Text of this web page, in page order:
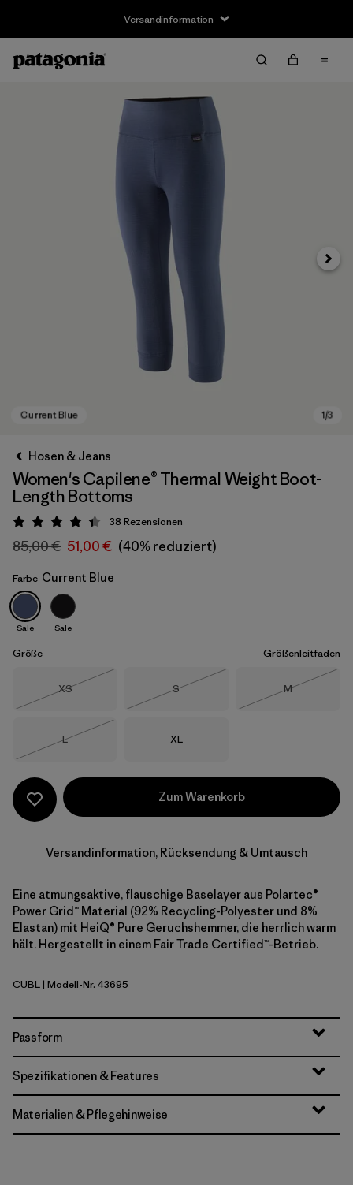
Versandinformation
Current Blue
Hosen & Jeans
Women's Capilene® Thermal Weight Boot-
Length Bottoms
Bewertung: 4.4 / 5
38 Rezensionen
85,00 € 51,00 € (40% reduziert)
Farbe Current Blue
Sale Sale
Größe Größenleitfaden
Größe
XS
Größe
S
Größe
M
Größe
L
Größe
XL
Zum Warenkorb
Versandinformation, Rücksendung & Umtausch
Eine atmungsaktive, flauschige Baselayer aus Polartec®
Power Grid™ Material (92% Recycling-Polyester und 8%
Elastan) mit HeiQ® Pure Geruchshemmer, die herrlich warm
hält. Hergestellt in einem Fair Trade Certified™-Betrieb.
Current Blue
CUBL| Modell-Nr. 43695
Passform
Spezifikationen & Features
Materialien & Pflegehinweise